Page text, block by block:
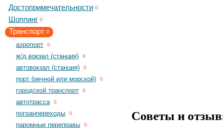
Достопримечательности 0
Шоппинг 0
Транспорт 0
aэропорт 0
ж/д вокзал (станция) 0
автовокзал (станция) 0
порт (речной или морской) 0
городской транспорт 0
автотрасса 0
погранпереходы 0
паромные переправы 0
Советы и